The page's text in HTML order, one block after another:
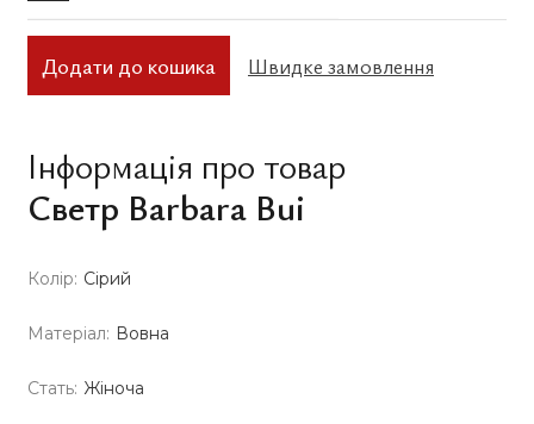
Додати до кошика Швидке замовлення
Інформація про товар
Светр Barbara Bui
Колір: Сірий
Матеріал: Вовна
Стать: Жіноча